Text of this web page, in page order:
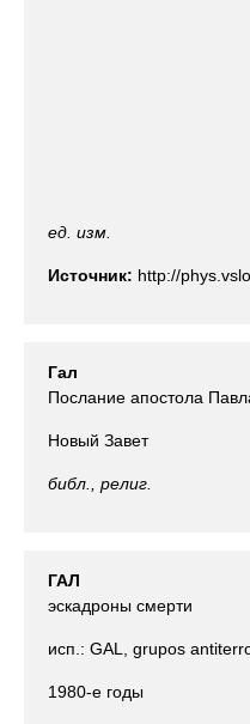
ед. изм.
Источник: http://
Гал
Послание апостола
Новый Завет
библ., религ.
ГАЛ
эскадроны смерти
исп.: GAL, grupos
1980-е годы